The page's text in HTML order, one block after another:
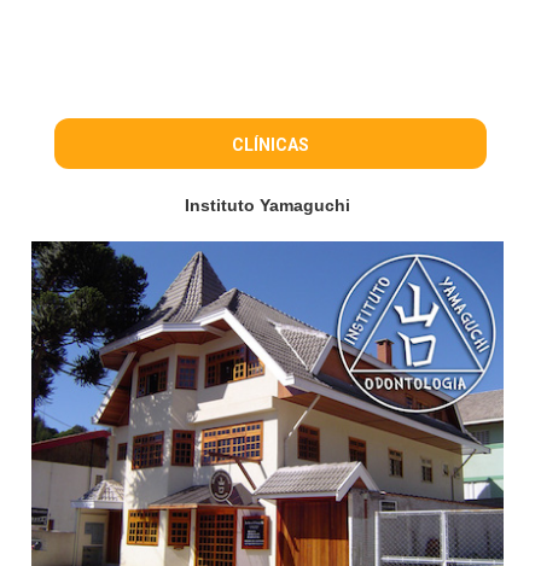
CLÍNICAS
Instituto Yamaguchi